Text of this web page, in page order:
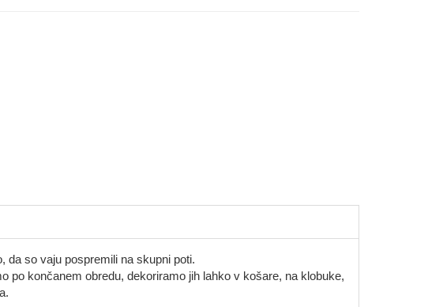
da so vaju pospremili na skupni poti.
po končanem obredu, dekoriramo jih lahko v košare, na klobuke,